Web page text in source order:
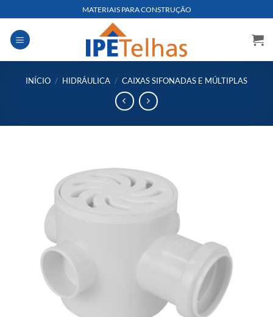
to
content
MATERIAIS PARA CONSTRUÇÃO
INÍCIO / HIDRÁULICA / CAIXAS SIFONADAS E MÚLTIPLAS